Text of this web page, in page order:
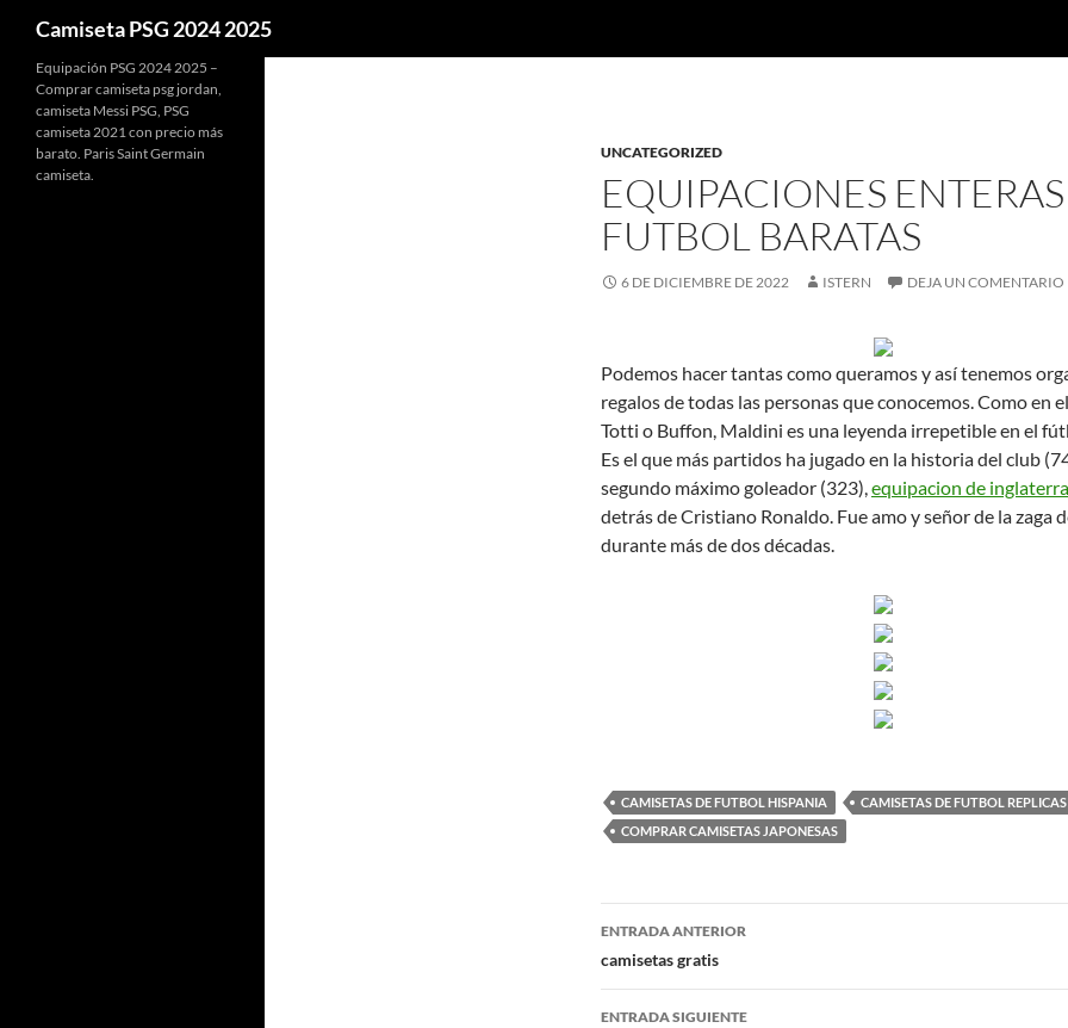
Camiseta PSG 2024 2025
UNCATEGORIZED
EQUIPACIONES
FUTBOL BARATAS
6 DE DICIEMBRE DE 2022 ISTERN DEJA UN COMENTARIO
Podemos hacer tantas como queramos y así tenemos
regalos de todas las personas que conocemos. Como en
Totti o Buffon, Maldini es una leyenda irrepetible en el
Es el que más partidos ha jugado en la historia del club
segundo máximo goleador (323),equipacion de inglaterra
detrás de Cristiano Ronaldo. Fue amo y señor de la zaga
durante más de dos décadas.
CAMISETAS DE FUTBOL HISPANIA
CAMISETAS DE FUTBOL
COMPRAR CAMISETAS JAPONESAS
Navegación
de
entradas
ENTRADA ANTERIOR
camisetas gratis
ENTRADA SIGUIENTE
Equipación PSG 2024 2025 –
Comprar camiseta psg jordan,
camiseta Messi PSG, PSG
camiseta 2021 con precio más
barato. Paris Saint Germain
camiseta.